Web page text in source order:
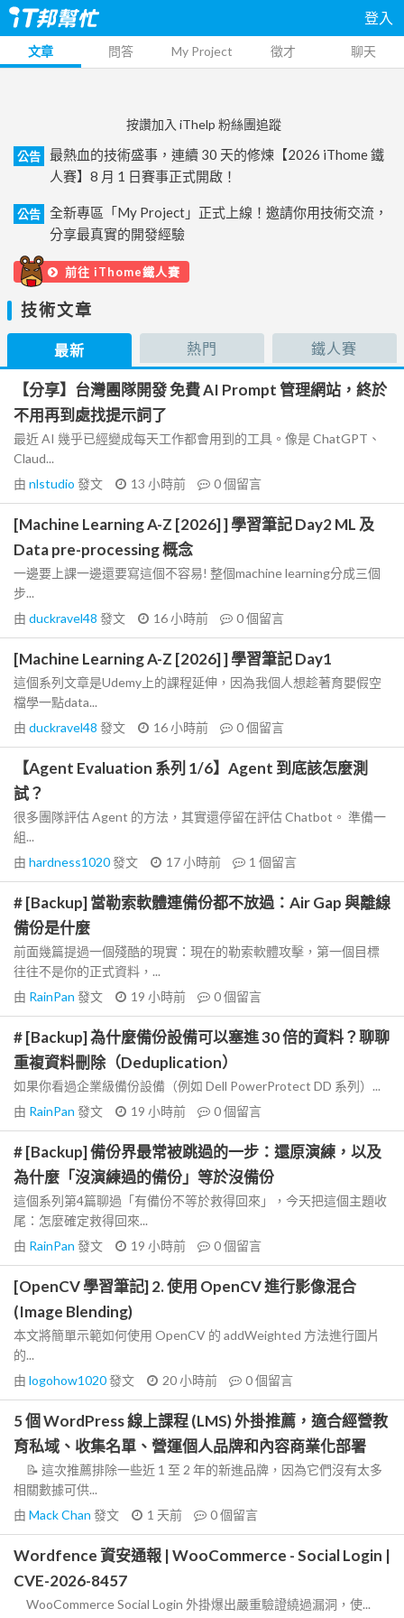
登入
文章 問答 My Project 徵才 聊天
按讚加入 iThelp 粉絲團追蹤
公告
最熱血的技術盛事，連續 30 天的修煉【2026 iThome 鐵
人賽】8 月 1 日賽事正式開啟！
公告
全新專區「My Project」正式上線！邀請你用技術交流，
分享最真實的開發經驗
前往 iThome鐵人賽
技術文章
最新 熱門 鐵人賽
【分享】台灣團隊開發 免費 AI Prompt 管理網站，終於
不用再到處找提示詞了
最近 AI 幾乎已經變成每天工作都會用到的工具。像是 ChatGPT、
Claud...
由 nlstudio 發文 13 小時前 0個留言
[Machine Learning A-Z [2026] ] 學習筆記 Day2 ML 及
Data pre-processing 概念
一邊要上課一邊還要寫這個不容易! 整個machine learning分成三個
步...
由 duckravel48 發文 16 小時前 0個留言
[Machine Learning A-Z [2026] ] 學習筆記 Day1
這個系列文章是Udemy上的課程延伸，因為我個人想趁著育嬰假空
檔學一點data...
由 duckravel48 發文 16 小時前 0個留言
【Agent Evaluation 系列 1/6】Agent 到底該怎麼測
試？
很多團隊評估 Agent 的方法，其實還停留在評估 Chatbot。 準備一
組...
由 hardness1020發文 17 小時前 1 個留言
# [Backup] 當勒索軟體連備份都不放過：Air Gap 與離線
備份是什麼
前面幾篇提過一個殘酷的現實：現在的勒索軟體攻擊，第一個目標
往往不是你的正式資料，...
由 RainPan 發文 19 小時前 0個留言
# [Backup] 為什麼備份設備可以塞進 30 倍的資料？聊聊
重複資料刪除（Deduplication）
如果你看過企業級備份設備（例如 Dell PowerProtect DD 系列）...
由 RainPan 發文 19 小時前 0個留言
# [Backup] 備份界最常被跳過的一步：還原演練，以及
為什麼「沒演練過的備份」等於沒備份
這個系列第4篇聊過「有備份不等於救得回來」，今天把這個主題收
尾：怎麼確定救得回來...
由 RainPan 發文 19 小時前 0個留言
[OpenCV 學習筆記] 2. 使用 OpenCV 進行影像混合
(Image Blending)
本文將簡單示範如何使用 OpenCV 的 addWeighted 方法進行圖片
的...
由 logohow1020發文 20 小時前 0個留言
5 個 WordPress 線上課程 (LMS) 外掛推薦，適合經營教
育私域、收集名單、營運個人品牌和內容商業化部署
📝 這次推薦排除一些近 1 至 2 年的新進品牌，因為它們沒有太多
相關數據可供...
由 Mack Chan 發文 1 天前 0個留言
Wordfence 資安通報 | WooCommerce - Social Login |
CVE-2026-8457
WooCommerce Social Login 外掛爆出嚴重驗證繞過漏洞，使...